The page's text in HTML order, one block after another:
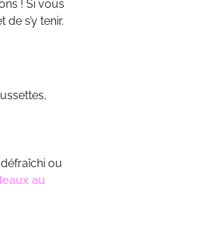
! Si vous
s’y tenir.
ou
au